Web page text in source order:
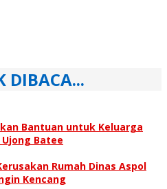
DIBACA...
Bantuan untuk Keluarga
Batee
Rumah Dinas Aspol
Kencang